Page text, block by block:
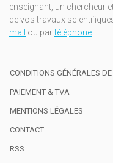
enseignant, un chercheur
de vos travaux
mail ou partéléphone.
CONDITIONS GÉNÉRALES DE
PAIEMENT & TVA
MENTIONS LÉGALES
CONTACT
RSS